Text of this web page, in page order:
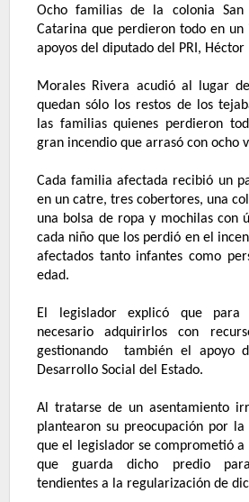
Ocho familias de la colonia San
Catarina que perdieron todo en
apoyos del diputado del PRI,
Morales Rivera acudió al lugar
quedan sólo los restos de los
las familias quienes perdieron
gran incendio que arrasó con ocho
Cada familia afectada recibió un
en un catre, tres cobertores, una
una bolsa de ropa y mochilas con
cada niño que los perdió en el
afectados tanto infantes como
edad.
El legislador explicó que para
necesario adquirirlos con
gestionando
también el apoyo
Desarrollo Social del Estado.
Al tratarse de un asentamiento
plantearon su preocupación por
que el legislador se comprometió
que guarda dicho predio
tendientes a la regularización de